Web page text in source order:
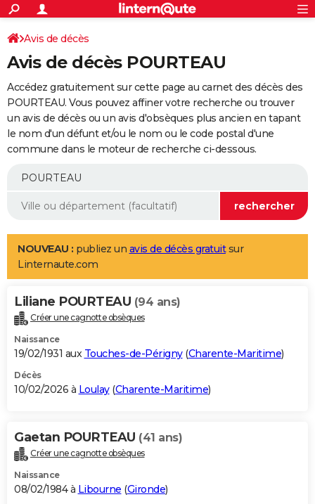
ACTUALITÉS
Politique
Société
Faits Divers
Education
Monde
Villes
+
SPORT
Coupe du monde 2026
Football
Tennis
Cyclisme
Rugby
Forum
Programme TV
TNT
Streaming
Cinéma
Sorties cinéma
Musique
+
FINANCE
Impôts
Immobilier
Risques naturels par ville
Banque
Assurance
Crédit
AUTO
Essais
Réserver un essai
Citadines
Berlines
SUV
Forum auto
+
Mobiles
Meilleur smartphone
Internet
Ordinateurs
Jeux vidéo
Guide high-tech
Aménagement intérieur
LIFESTYLE
Art de vivre
Bien-être
Loisirs
Mode
Modes de vie
Alimentation
Guide de la santé
Maladies
Médicaments
Sommeil
VOYAGE
Destinations
City break
Voyage nature
Voyage de noces
Forum
Climat
+PHOTO
GUIDES D'ACHAT
BONS PLANS
Carte de Noël
Carte Bonne année
Carte Saint-Valentin
Carte Pâques
Carte d'anniversaire
DICTIONNAIRE
Dictionnaire
Biographies
Citations
Expressions
Proverbes
PROGRAMME TV
Avis de décès
Avis de décès POURTEAU
Accédez gratuitement sur cette page au carnet des décès des
POURTEAU. Vous pouvez affiner votre recherche ou trouver
un avis de décès ou un avis d'obsèques plus ancien en tapant
le nom d'un défunt et/ou le nom ou le code postal d'une
commune dans le moteur de recherche ci-dessous.
NOUVEAU : publiez un avis de décès gratuitsur
Linternaute.com
Liliane POURTEAU (94 ans)
Créer une cagnotte obsèques
Naissance
19/02/1931 aux Touches-de-Périgny(Charente-Maritime)
Décès
10/02/2026 à Loulay(Charente-Maritime)
Gaetan POURTEAU (41 ans)
Créer une cagnotte obsèques
Naissance
08/02/1984 à Libourne (Gironde)